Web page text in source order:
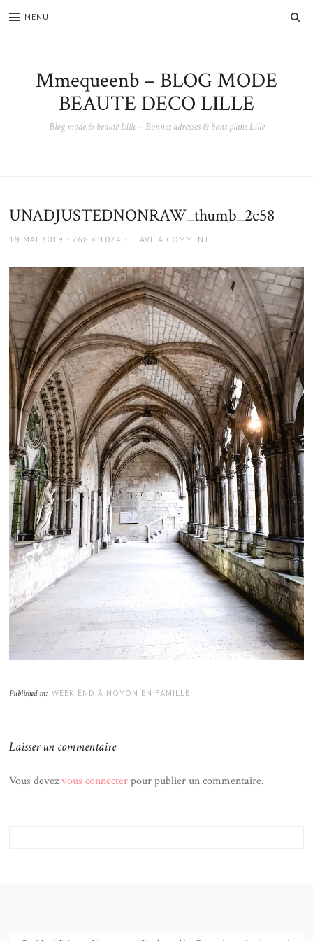
MENU
Mmequeenb – BLOG MODE
BEAUTE DECO LILLE
Blog mode & beauté Lille – Bonnes adresses & bons plans Lille
UNADJUSTEDNONRAW_thumb_2c58
POSTED
19 MAI 2019
FULL
768 × 1024 LEAVE A COMMENT
Published in: WEEK END À NOYON EN FAMILLE
Laisser un commentaire
Vous devezvous connecterpour publier un commentaire.